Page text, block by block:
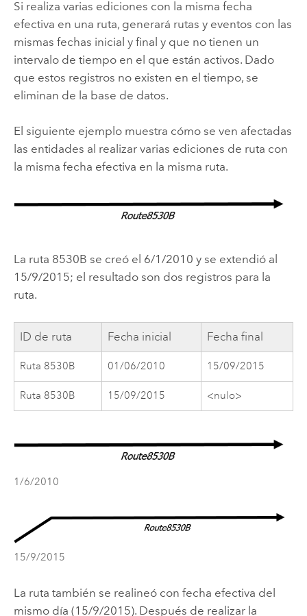
Si realiza varias ediciones con la misma fecha
efectiva en una ruta, generará rutas y eventos con las
mismas fechas inicial y final y que no tienen un
intervalo de tiempo en el que están activos. Dado
que estos registros no existen en el tiempo, se
eliminan de la base de datos.
El siguiente ejemplo muestra cómo se ven afectadas
las entidades al realizar varias ediciones de ruta con
la misma fecha efectiva en la misma ruta.
La ruta 8530B se creó el 6/1/2010 y se extendió al
15/9/2015; el resultado son dos registros para la
ruta.
ID de ruta Fecha inicial Fecha final
Ruta 8530B 01/06/2010 15/09/2015
Ruta 8530B 15/09/2015 <nulo>
1/6/2010
15/9/2015
La ruta también se realineó con fecha efectiva del
mismo día (15/9/2015). Después de realizar la